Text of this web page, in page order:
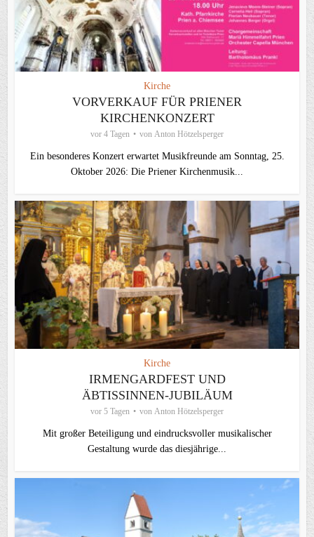
Kirche
VORVERKAUF FÜR PRIENER
KIRCHENKONZERT
vor 4 Tagen von Anton Hötzelsperger
Ein besonderes Konzert erwartet Musikfreunde am Sonntag, 25.
Oktober 2026: Die Priener Kirchenmusik...
Kirche
IRMENGARDFEST UND
ÄBTISSINNEN-JUBILÄUM
vor 5 Tagen von Anton Hötzelsperger
Mit großer Beteiligung und eindrucksvoller musikalischer
Gestaltung wurde das diesjährige...